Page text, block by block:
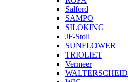
Salford
SAMPO
SILOKING
JF-Stoll
SUNFLOWER
TRIOLIET
Vermeer
WALTERSCHEID